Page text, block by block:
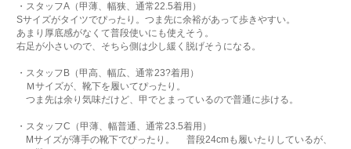
・スタッフA（甲薄、幅狭、通常22.5着用）
Sサイズがタイツでぴったり。つま先に余裕があって歩きやすい。
あまり厚底感がなくて普段使いにも使えそう。
右足が小さいので、そちら側は少し緩く脱げそうになる。
・スタッフB（甲高、幅広、通常23?着用）
Ｍサイズが、靴下を履いてぴったり。
つま先は余り気味だけど、甲でとまっているので普通に歩ける。
・スタッフC（甲薄、幅普通、通常23.5着用）
Mサイズが薄手の靴下でぴったり。 普段24cmも履いたりしているが、